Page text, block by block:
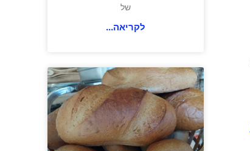
של
לקריאה...